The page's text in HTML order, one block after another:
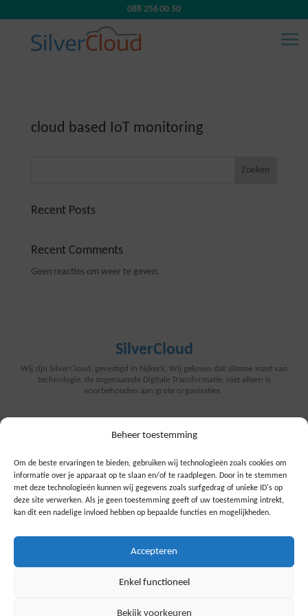
Beheer toestemming
Om de beste ervaringen te bieden, gebruiken wij technologieën zoals cookies om
informatie over je apparaat op te slaan en/of te raadplegen. Door in te stemmen
met deze technologieën kunnen wij gegevens zoals surfgedrag of unieke ID's op
deze site verwerken. Als je geen toestemming geeft of uw toestemming intrekt,
kan dit een nadelige invloed hebben op bepaalde functies en mogelijkheden.
Accepteren
Enkel functioneel
Bekijk voorkeuren
088 256 00 50
cloud based IoT monitoring
Zoeken
Recent Posts
Recent Comments
Geen reacties om weer te geven.
SilverCloud
Wij zijn SilverCloud, gevestigd in Nijkerk. Wij geloven dat slimme inzet van
technologie, de zogenaamde Digitale Transformatie, niet alleen is
voorbehouden aan grote organisaties.
organisatie” naar “technologie die werkt voor uw organisatie”.
Sitemap
Nieuws
Over Ons
Contact
Onze Diensten